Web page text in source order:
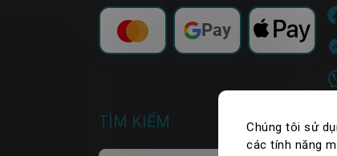
Chúng tôi sử
các tính năng
Pay
TÌM KIẾM